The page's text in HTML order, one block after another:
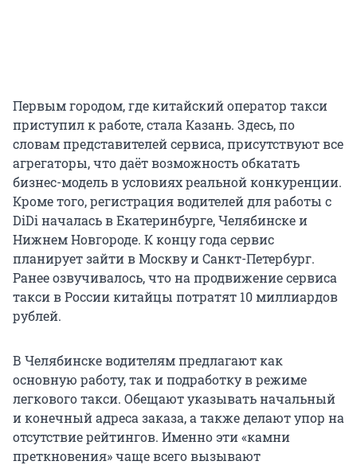
Первым городом, где китайский оператор такси
приступил к работе, стала Казань. Здесь, по
словам представителей сервиса, присутствуют все
агрегаторы, что даёт возможность обкатать
бизнес-модель в условиях реальной конкуренции.
Кроме того, регистрация водителей для работы с
DiDi началась в Екатеринбурге, Челябинске и
Нижнем Новгороде. К концу года сервис
планирует зайти в Москву и Санкт-Петербург.
Ранее озвучивалось, что на продвижение сервиса
такси в России китайцы потратят 10 миллиардов
рублей.
В Челябинске водителям предлагают как
основную работу, так и подработку в режиме
легкового такси. Обещают указывать начальный
и конечный адреса заказа, а также делают упор на
отсутствие рейтингов. Именно эти «камни
преткновения» чаще всего вызывают